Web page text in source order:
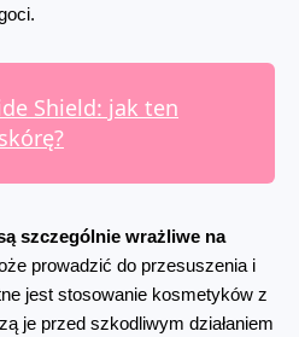
Shield: jak ten
szczególnie wrażliwe na
prowadzić do przesuszenia i
jest stosowanie kosmetyków z
je przed szkodliwym działaniem